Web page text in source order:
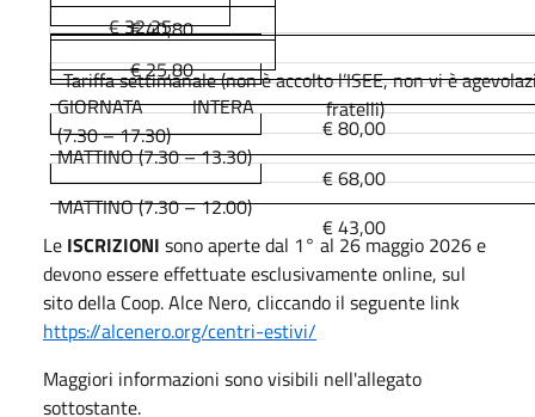
€ 40,80
€ 32,25
€ 25,80
Tariffa settimanale(non è accolto l’ISEE, non vi è
fratelli)
GIORNATA INTERA
(7.30 – 17.30)
€ 80,00
MATTINO (7.30 – 13.30)
€ 68,00
MATTINO (7.30 – 12.00)
€ 43,00
Le ISCRIZIONI sono aperte dal 1° al 26 maggio 2026 e
devono essere effettuate esclusivamente online, sul
sito della Coop. Alce Nero, cliccando il seguente link
https://alcenero.org/centri-estivi/
Maggiori informazioni sono visibili nell'allegato
sottostante.